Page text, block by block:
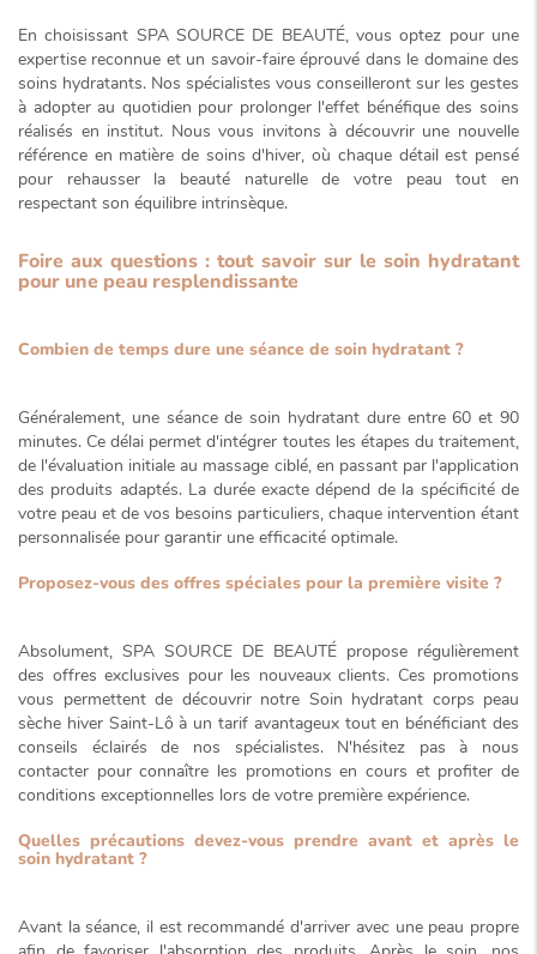
En choisissant SPA SOURCE DE BEAUTÉ, vous optez pour une
expertise reconnue et un savoir-faire éprouvé dans le domaine des
soins hydratants. Nos spécialistes vous conseilleront sur les gestes
à adopter au quotidien pour prolonger l'effet bénéfique des soins
réalisés en institut. Nous vous invitons à découvrir une nouvelle
référence en matière de soins d'hiver, où chaque détail est pensé
pour rehausser la beauté naturelle de votre peau tout en
respectant son équilibre intrinsèque.
Foire aux questions : tout savoir sur le soin hydratant
pour une peau resplendissante
Combien de temps dure une séance de soin hydratant ?
Généralement, une séance de soin hydratant dure entre60 et 90
minutes. Ce délai permet d'intégrer toutes les étapes du traitement,
de l'évaluation initiale au massage ciblé, en passant par l'application
des produits adaptés. La durée exacte dépend de la spécificité de
votre peau et de vos besoins particuliers, chaque intervention étant
personnalisée pour garantir une efficacité optimale.
Proposez-vous des offres spéciales pour la première visite ?
Absolument, SPA SOURCE DE BEAUTÉ propose régulièrement
des offres exclusives pour les nouveaux clients. Ces promotions
vous permettent de découvrir notre Soin hydratant corps peau
sèche hiver Saint-Lô à untarif avantageuxtout en bénéficiant des
conseils éclairés de nos spécialistes. N'hésitez pas à nous
contacter pour connaître les promotions en cours et profiter de
conditions exceptionnelles lors de votre première expérience.
Quelles précautions devez-vous prendre avant et après le
soin hydratant ?
Avant la séance, il est recommandé d'arriver avec une peau propre